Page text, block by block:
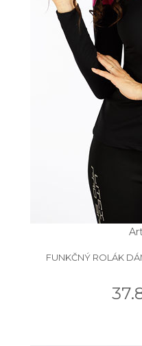
FUNKČNÝ ROLÁK